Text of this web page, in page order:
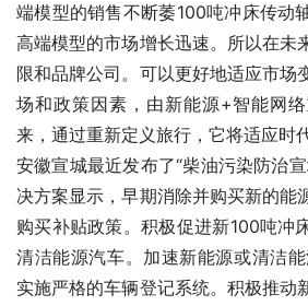
端模型的销售不断萎100吨冲床传动
高端模型的市场增长迅速。所以在未
限和品牌公司。可以更好地适应市场
场和政策因素，由新能源+智能网
来，通过重新定义旅行，它将适应时
安徽宣城最近发布了“柴油污染防治
决方案显示，早期消除并购买新的能
购买补贴政策。积极促进新100吨冲
清洁能源汽车。加速新能源或清洁
实施严格的车辆登记系统。积极推动